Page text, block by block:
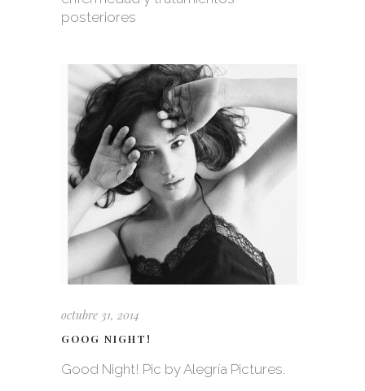
posteriores
octubre 31, 2014
GOOG NIGHT!
Good Night! Pic by Alegría Pictures.